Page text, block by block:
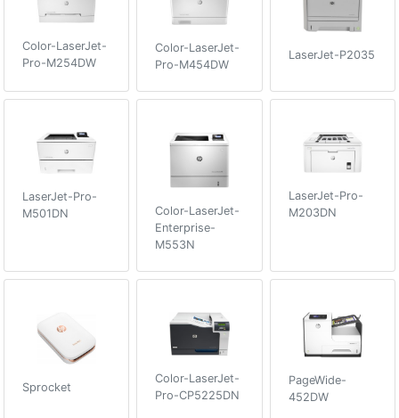
Color-LaserJet-
Pro-M254DW
Color-LaserJet-
Pro-M454DW
LaserJet-P2035
LaserJet-Pro-
M501DN
Color-LaserJet-
Enterprise-
M553N
LaserJet-Pro-
M203DN
Sprocket
Color-LaserJet-
Pro-CP5225DN
PageWide-
452DW